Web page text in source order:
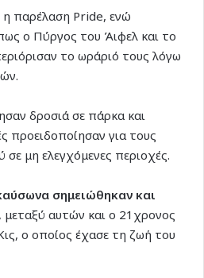
παρέλαση Pride, ενώ
ο Πύργος του Άιφελ και το
το ωράριό τους λόγω
δροσιά σε πάρκα και
προειδοποίησαν για τους
σε μη ελεγχόμενες περιοχές.
σημειώθηκαν και
, μεταξύ αυτών και ο 21χρονος
ο οποίος έχασε τη ζωή του